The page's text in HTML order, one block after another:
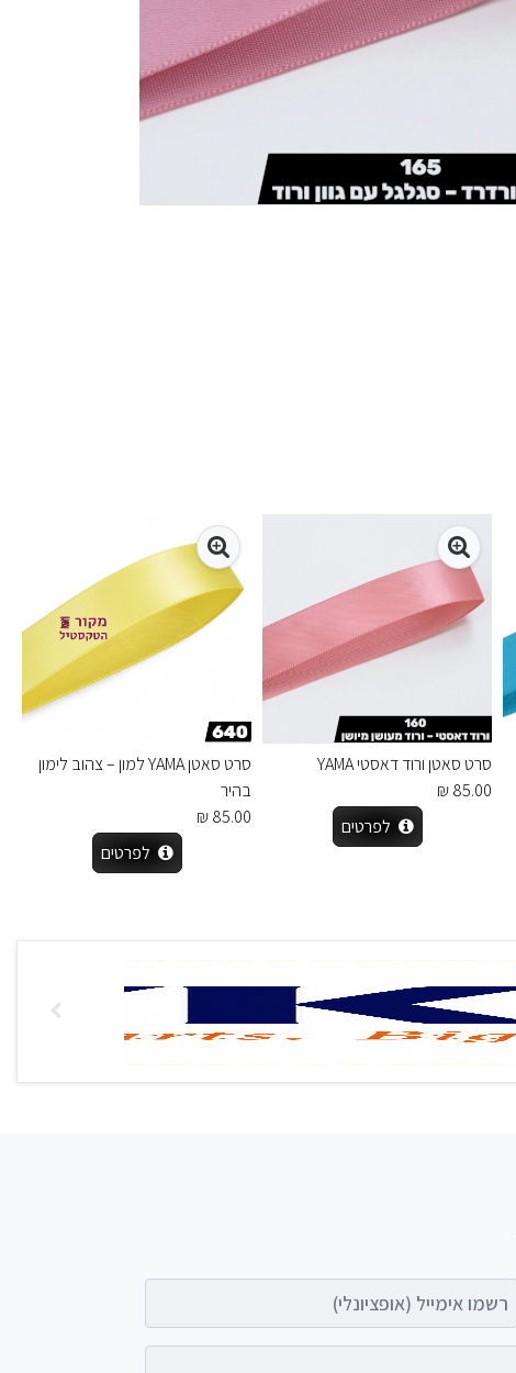
סרט סאטן ורוד דאסטי YAMA
85.00 ₪
לפרטים
סרט סאטן YAMA למון – צהוב לימון
בהיר
85.00 ₪
לפרטים